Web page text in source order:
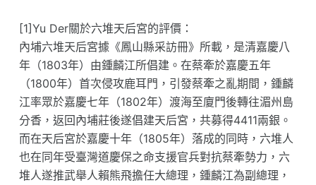
[1]Yu Der關於六堆天后宮的評價：
內埔六堆天后宮據《鳳山縣采訪冊》所載，是清嘉慶八
年（1803年）由鍾麟江所倡建。在蔡牽於嘉慶五年
（1800年）首次侵攻鹿耳門，引發蔡牽之亂期間，鍾麟
江率眾於嘉慶七年（1802年）渡海至廈門後轉往湄州島
分香，返回內埔莊後遂倡建天后宮，共募得4411兩銀。
而在天后宮於嘉慶十年（1805年）落成的同時，六堆人
也在同年受臺灣道慶保之命支援官兵對抗蔡牽勢力，六
堆人遂推武舉人賴熊飛擔任大總理，鍾麟江為副總理，